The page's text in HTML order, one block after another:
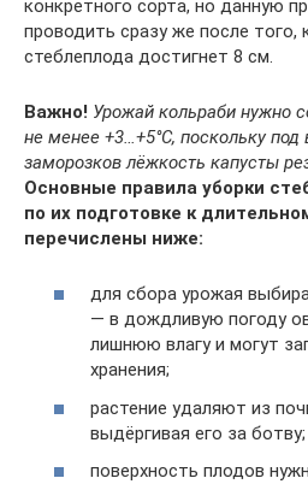
конкретного сорта, но данную
проводить сразу же после того,
стеблеплода достигнет 8 см.
Важно! Урожай кольраби нужно
не менее +3…+5°С, поскольку под
заморозков лёжкость капусты
Основные правила уборки
по их подготовке к
перечислены ниже:
для сбора урожая
— в дождливую погоду
лишнюю влагу и могут
хранения;
растение удаляют из
выдёргивая его за ботву;
поверхность плодов